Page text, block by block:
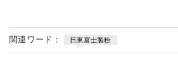
関連ワード： 日東富士製粉